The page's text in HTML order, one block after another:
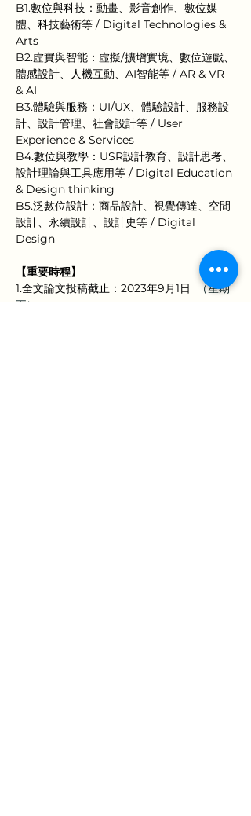
B1.數位與科技：動畫、影音創作、數位媒
體、科技藝術等 / Digital Technologies &
Arts
B2.虛實與智能：虛擬/擴增實境、數位遊戲、
體感設計、人機互動、AI智能等 / AR & VR
& AI
B3.體驗與服務：UI/UX、體驗設計、服務設
計、設計管理、社會設計等 / User
Experience & Services
B4.數位與教學：USR設計教育、設計思考、
設計理論與工具應用等 / Digital Education
& Design thinking
B5.泛數位設計：商品設計、視覺傳達、空間
設計、永續設計、設計史等 / Digital
Design
【重要時程】
1.全文論文投稿截止：2023年9月1日
（星期
五）